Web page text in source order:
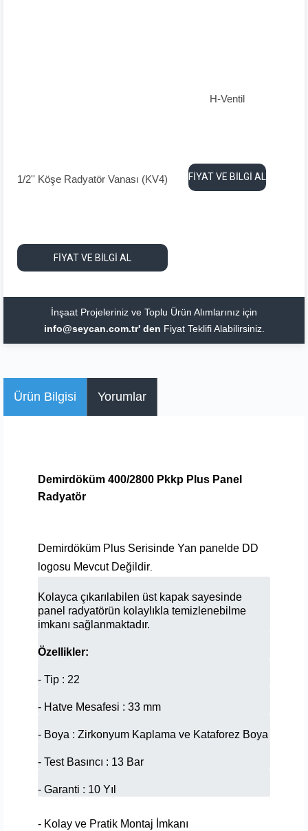
1/2'' Köşe Radyatör Vanası (KV4)
FİYAT VE BİLGİ AL
H-Ventil
FİYAT VE BİLGİ AL
İnşaat Projeleriniz ve Toplu Ürün Alımlarınız için
info@seycan.com.tr' den Fiyat Teklifi Alabilirsiniz.
Ürün Bilgisi Yorumlar
Demirdöküm 400/2800 Pkkp Plus Panel
Radyatör
Demirdöküm Plus Serisinde Yan panelde DD
logosu Mevcut Değildir.
Kolayca çıkarılabilen üst kapak sayesinde
panel radyatörün kolaylıkla temizlenebilme
imkanı sağlanmaktadır.
Özellikler:
- Tip : 22
- Hatve Mesafesi : 33 mm
- Boya : Zirkonyum Kaplama ve Kataforez Boya
- Test Basıncı : 13 Bar
- Garanti : 10 Yıl
- Kolay ve Pratik Montaj İmkanı